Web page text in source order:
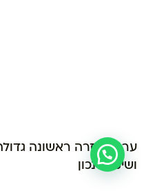
ערכת עזרה ראשונה
ושימוש נכון